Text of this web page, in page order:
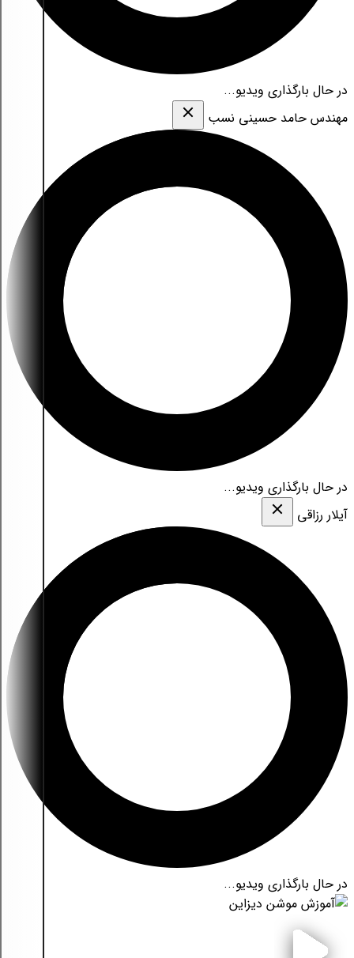
در حال بارگذاری ویدیو...
مهندس حامد حسینی نسب
در حال بارگذاری ویدیو...
آیلار رزاقی
در حال بارگذاری ویدیو...